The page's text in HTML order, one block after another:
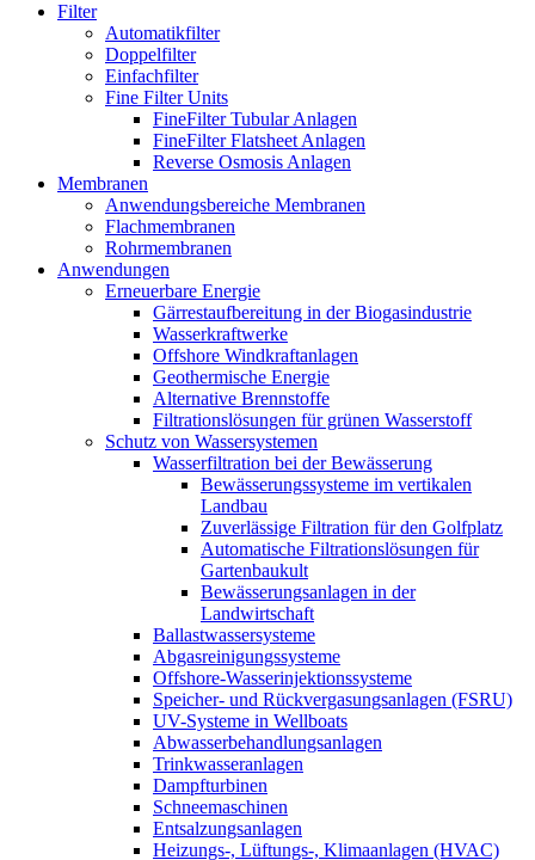
Filter
Automatikfilter
Doppelfilter
Einfachfilter
Fine Filter Units
FineFilter Tubular Anlagen
FineFilter Flatsheet Anlagen
Reverse Osmosis Anlagen
Membranen
Anwendungsbereiche Membranen
Flachmembranen
Rohrmembranen
Anwendungen
Erneuerbare Energie
Gärrestaufbereitung in der Biogasindustrie
Wasserkraftwerke
Offshore Windkraftanlagen
Geothermische Energie
Alternative Brennstoffe
Filtrationslösungen für grünen Wasserstoff
Schutz von Wassersystemen
Wasserfiltration bei der Bewässerung
Bewässerungssysteme im vertikalen
Landbau
Zuverlässige Filtration für den Golfplatz
Automatische Filtrationslösungen für
Gartenbaukult
Bewässerungsanlagen in der
Landwirtschaft
Ballastwassersysteme
Abgasreinigungssysteme
Offshore-Wasserinjektionssysteme
Speicher- und Rückvergasungsanlagen (FSRU)
UV-Systeme in Wellboats
Abwasserbehandlungsanlagen
Trinkwasseranlagen
Dampfturbinen
Schneemaschinen
Entsalzungsanlagen
Heizungs-, Lüftungs-, Klimaanlagen (HVAC)